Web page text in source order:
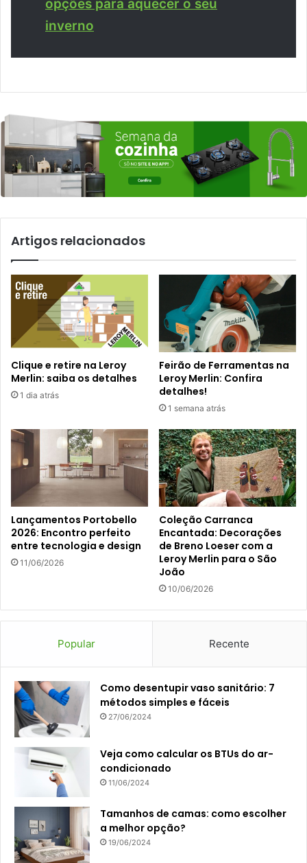
opções para aquecer o seu
inverno
Artigos relacionados
Clique e retire na Leroy
Merlin: saiba os detalhes
1 dia atrás
Feirão de Ferramentas na
Leroy Merlin: Confira
detalhes!
1 semana atrás
Lançamentos Portobello
2026: Encontro perfeito
entre tecnologia e design
11/06/2026
Coleção Carranca
Encantada: Decorações
de Breno Loeser com a
Leroy Merlin para o São
João
10/06/2026
Popular Recente
Como desentupir vaso sanitário: 7
métodos simples e fáceis
27/06/2024
Veja como calcular os BTUs do ar-
condicionado
11/06/2024
Tamanhos de camas: como escolher
a melhor opção?
19/06/2024